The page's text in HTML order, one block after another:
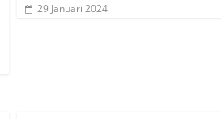
29 Januari 2024